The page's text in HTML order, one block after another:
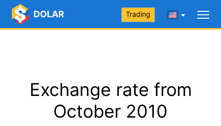
DOLAR Trading
Exchange rate from
October 2010